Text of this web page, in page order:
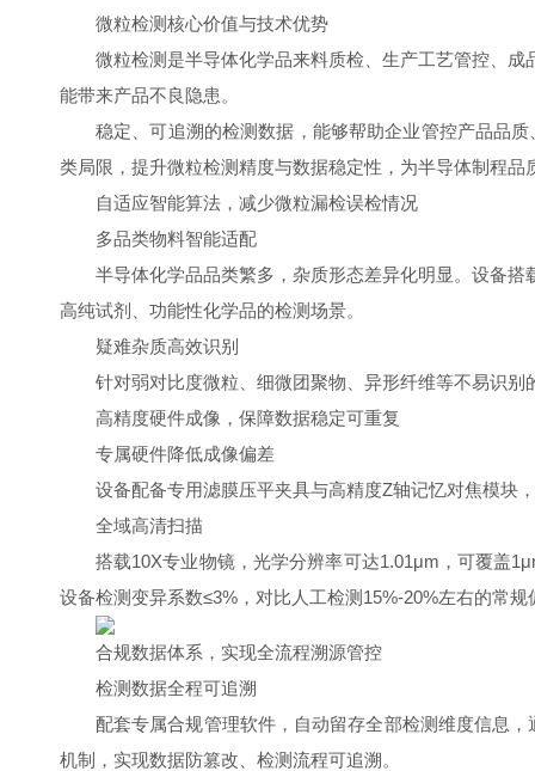
微粒检测核心价值与技术优势
微粒检测是半导体化学品来料质检、生产工艺管控、
能带来产品不良隐患。
稳定、可追溯的检测数据，能够帮助企业管控产品品
类局限，提升微粒检测精度与数据稳定性，为半导体制程品
自适应智能算法，减少微粒漏检误检情况
多品类物料智能适配
半导体化学品品类繁多，杂质形态差异化明显。设备
高纯试剂、功能性化学品的检测场景。
疑难杂质高效识别
针对弱对比度微粒、细微团聚物、异形纤维等不易识
高精度硬件成像，保障数据稳定可重复
专属硬件降低成像偏差
设备配备专用滤膜压平夹具与高精度Z轴记忆对焦模块
全域高清扫描
搭载10X专业物镜，光学分辨率可达1.01μm，可覆盖
设备检测变异系数≤3%，对比人工检测15%-20%左右的常
合规数据体系，实现全流程溯源管控
检测数据全程可追溯
配套专属合规管理软件，自动留存全部检测维度信息
机制，实现数据防篡改、检测流程可追溯。